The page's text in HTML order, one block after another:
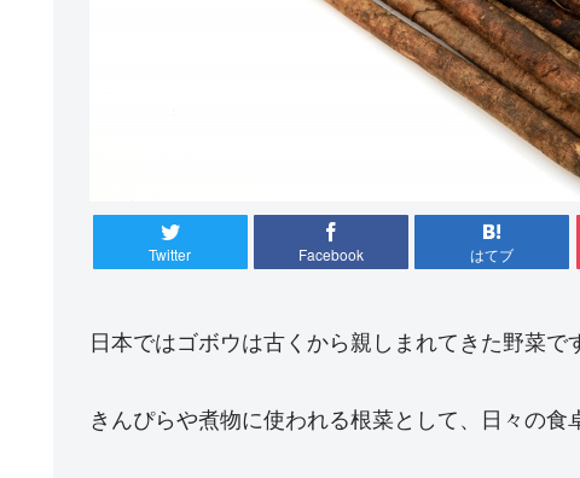
Twitter Facebook はてブ
日本ではゴボウは古くから親しまれてきた野菜で
きんぴらや煮物に使われる根菜として、日々の食